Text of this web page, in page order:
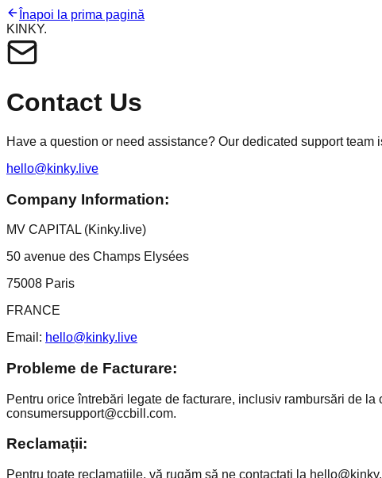
Înapoi la prima pagină
KINKY.
Contact Us
Have a question or need assistance? Our dedicated support
hello@kinky.live
Company Information:
MV CAPITAL (Kinky.live)
50 avenue des Champs Elysées
75008 Paris
FRANCE
Email: hello@kinky.live
Probleme de Facturare:
Pentru orice întrebări legate de facturare, inclusiv rambursări de
consumersupport@ccbill.com.
Reclamații:
Pentru toate reclamațiile, vă rugăm să ne contactați la